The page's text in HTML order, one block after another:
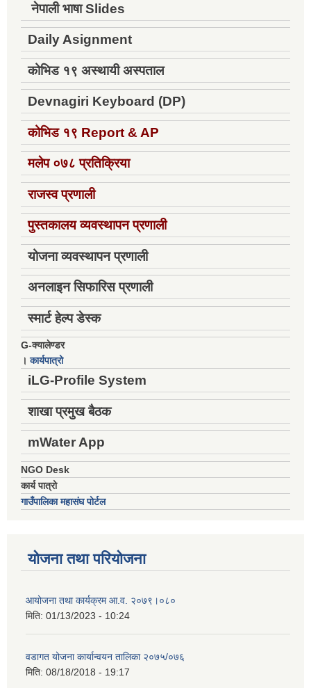
नेपाली भाषा Slides
Daily Asignment
कोभिड १९ अस्थायी अस्पताल
Devnagiri Keyboard (DP)
कोभिड १९ Report & AP
मलेप ०७८ प्रतिक्रिया
राजस्व प्रणाली
पुस्तकालय व्यवस्थापन प्रणाली
योजना व्यवस्थापन प्रणाली
अनलाइन सिफारिस प्रणाली
स्मार्ट हेल्प डेस्क
G-क्यालेण्डर
।कार्यपात्रो
iLG-Profile System
शाखा प्रमुख बैठक
mWater App
NGO Desk
कार्य पात्रो
गाउँपालिका महासंघ पोर्टल
योजना तथा परियोजना
आयोजना तथा कार्यक्रम आ.व. २०७९।०८०
मिति: 01/13/2023 - 10:24
वडागत योजना कार्यान्वयन तालिका २०७५/०७६
मिति: 08/18/2018 - 19:17